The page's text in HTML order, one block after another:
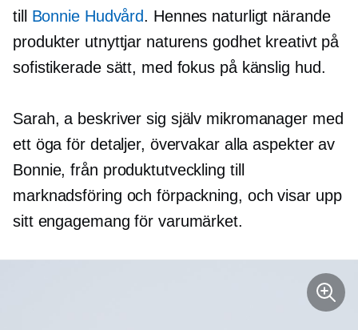
till Bonnie Hudvård. Hennes naturligt närande
produkter utnyttjar naturens godhet kreativt på
sofistikerade sätt, med fokus på känslig hud.
Sarah, a beskriver sig själv mikromanagermed
ett öga för detaljer, övervakar alla aspekter av
Bonnie, från produktutveckling till
marknadsföring och förpackning, och visar upp
sitt engagemang för varumärket.